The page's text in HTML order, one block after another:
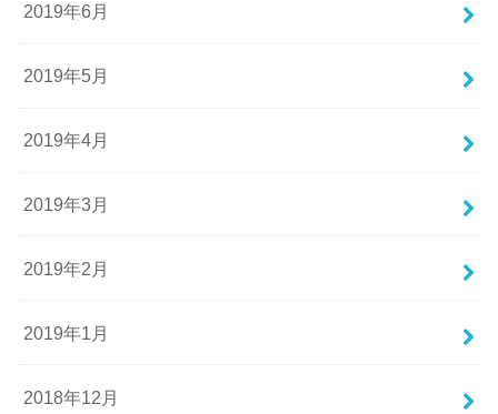
2019年6月
2019年5月
2019年4月
2019年3月
2019年2月
2019年1月
2018年12月